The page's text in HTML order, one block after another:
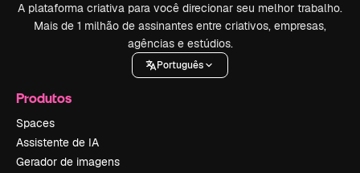
A plataforma criativa para você direcionar seu melhor trabalho.
Mais de 1 milhão de assinantes entre criativos, empresas,
agências e estúdios.
Português
Produtos
Spaces
Assistente de IA
Gerador de imagens